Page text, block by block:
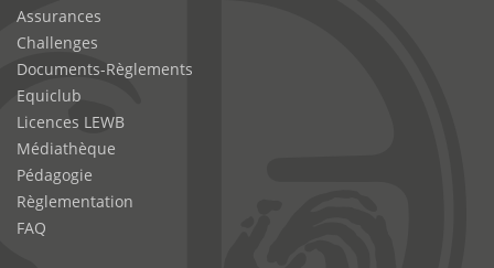
Assurances
Challenges
Documents-Règlements
Equiclub
Licences LEWB
Médiathèque
Pédagogie
Règlementation
FAQ